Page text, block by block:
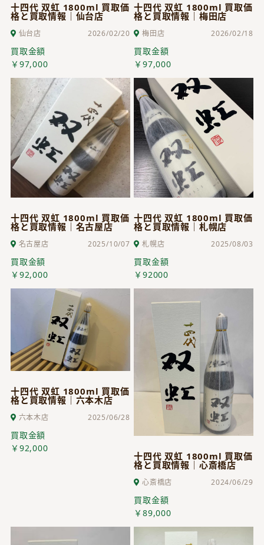
十四代 双虹 1800ml 買取価
格と買取情報｜仙台店
仙台店 2026/02/20
買取金額
￥97,000
十四代 双虹 1800ml 買取価
格と買取情報｜梅田店
梅田店 2026/02/18
買取金額
￥97,000
十四代 双虹 1800ml 買取価
格と買取情報｜名古屋店
名古屋店 2025/10/07
買取金額
￥92,000
十四代 双虹 1800ml 買取価
格と買取情報｜札幌店
札幌店 2025/08/03
買取金額
￥92000
十四代 双虹 1800ml 買取価
格と買取情報｜六本木店
六本木店 2025/06/28
買取金額
￥92,000
十四代 双虹 1800ml 買取価
格と買取情報｜心斎橋店
心斎橋店 2024/06/29
買取金額
￥89,000